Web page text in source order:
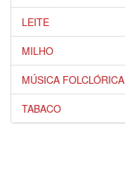
LEITE
MILHO
MÚSICA FOLCLÓRICA
TABACO